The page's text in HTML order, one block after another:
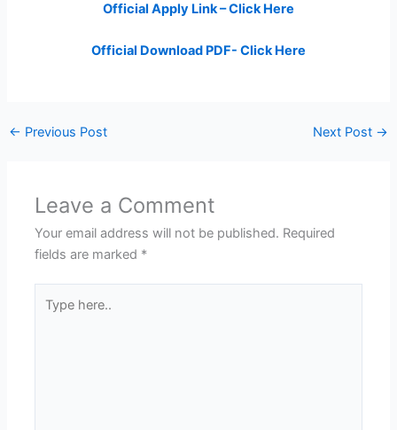
Official Apply Link – Click Here
Official Download PDF- Click Here
← Previous Post Next Post →
Leave a Comment
Your email address will not be published. Required
fields are marked *
here..